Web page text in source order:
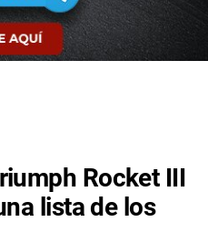
Rocket III
lista de los